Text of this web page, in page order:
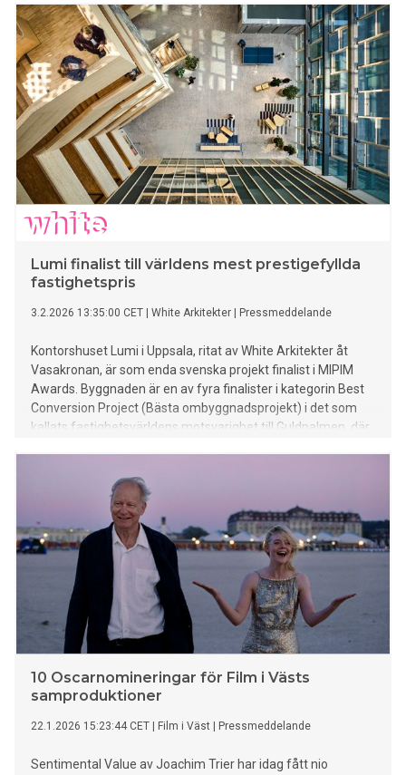
Lumi finalist till världens mest prestigefyllda
fastighetspris
3.2.2026 13:35:00 CET White Arkitekter Pressmeddelande
Kontorshuset Lumi i Uppsala, ritat av White Arkitekter åt
Vasakronan, är som enda svenska projekt finalist i MIPIM
Awards. Byggnaden är en av fyra finalister i kategorin Best
Conversion Project (Bästa ombyggnadsprojekt) i det som
kallats fastighetsvärldens motsvarighet till Guldpalmen, där
10 Oscarnomineringar för Film i Västs
samproduktioner
22.1.2026 15:23:44 CET Film i Väst Pressmeddelande
Sentimental Value av Joachim Trier har idag fått nio